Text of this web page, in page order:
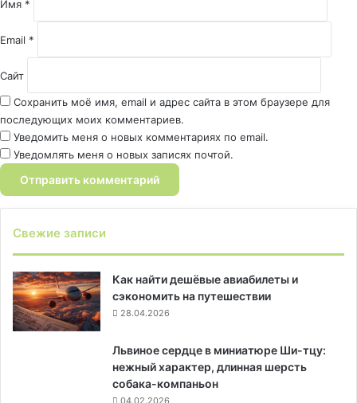
Имя *
Email *
Сайт
Сохранить моё имя, email и адрес сайта в этом браузере для
последующих моих комментариев.
Уведомить меня о новых комментариях по email.
Уведомлять меня о новых записях почтой.
Свежие записи
Как найти дешёвые авиабилеты и
сэкономить на путешествии
28.04.2026
Львиное сердце в миниатюре Ши-тцу:
нежный характер, длинная шерсть
собака-компаньон
04.02.2026